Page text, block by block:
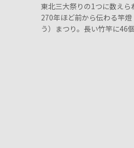
東北三大祭りの1つに数えら
270年ほど前から伝わる竿燈
う）まつり。長い竹竿に46